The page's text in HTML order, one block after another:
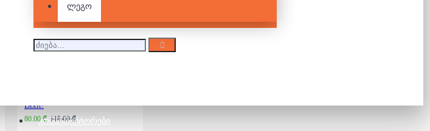
ᲙᲝᲜᲡᲢᲠᲣᲥᲢᲝᲠᲔᲑᲘ
ლეგო
105.00 ₾
Dixit!
80.00 ₾ 115.00 ₾